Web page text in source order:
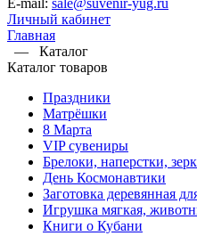
E-mail: sale@suvenir-yug.ru
Личный кабинет
Главная
— Каталог
Каталог товаров
Праздники
Матрёшки
8 Марта
VIP сувениры
Брелоки, наперстки,
День Космонавтики
Заготовка деревянная
Игрушка мягкая,
Книги о Кубани